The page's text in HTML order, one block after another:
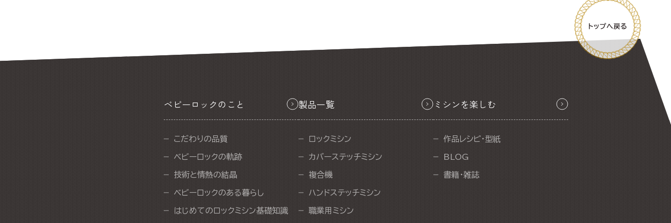
ベビーロックのこと
こだわりの品質
ベビーロックの軌跡
技術と情熱の結晶
ベビーロックのある暮らし
はじめてのロックミシン基礎知識
製品一覧
ロックミシン
カバーステッチミシン
複合機
ハンドステッチミシン
職業用ミシン
ミシンを楽しむ
作品レシピ・型紙
BLOG
書籍・雑誌